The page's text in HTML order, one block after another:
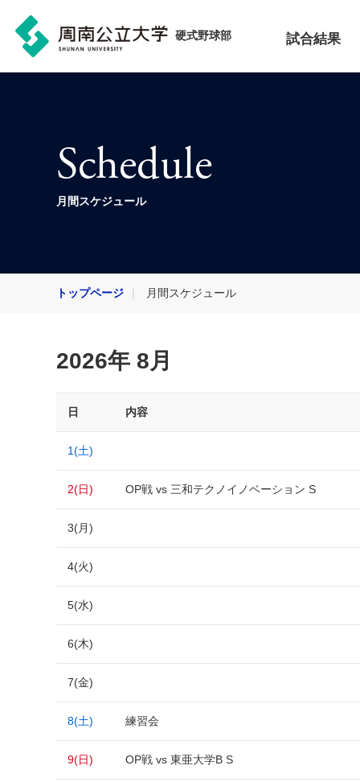
硬式野球部 試合結果
Schedule
月間スケジュール
トップページ 月間スケジュール
2026年 8月
日 内容
1(土)
2(日) OP戦 vs 三和テクノイノベーション S
3(月)
4(火)
5(水)
6(木)
7(金)
8(土) 練習会
9(日) OP戦 vs 東亜大学B S